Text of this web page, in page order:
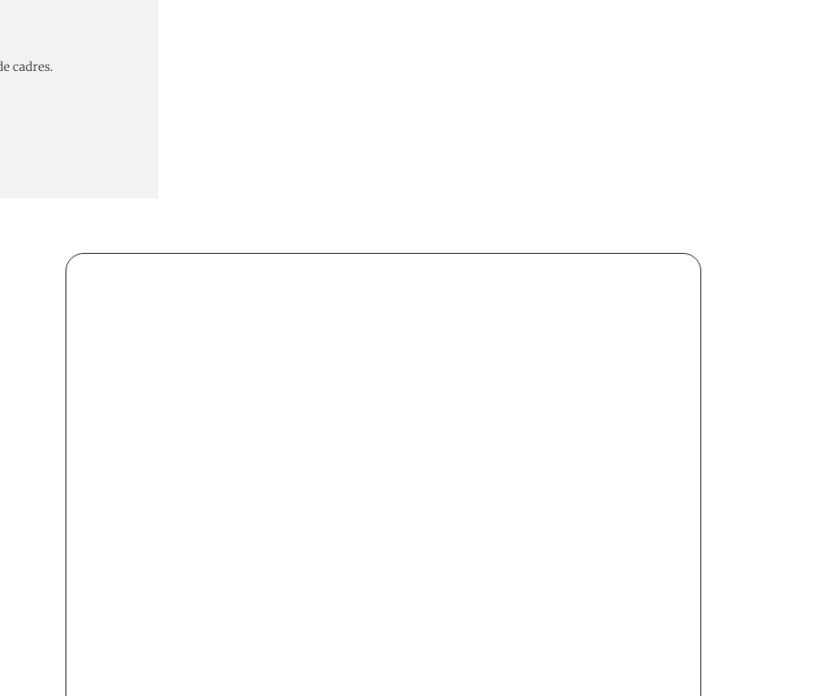
cadres.